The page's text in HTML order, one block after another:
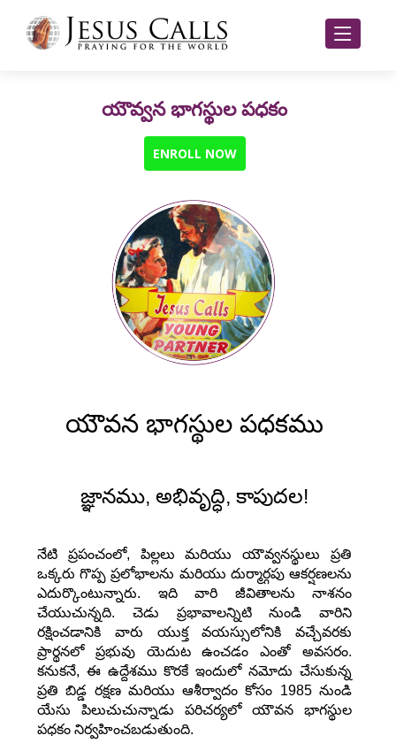
యౌవ్వన భాగస్థుల పధకం
ENROLL NOW
యౌవన భాగస్థుల పధకము
జ్ఞానము, అభివృద్ధి, కాపుదల!
నేటి ప్రపంచంలో, పిల్లలు మరియు యౌవ్వనస్థులు ప్రతి
ఒక్కరు గొప్ప ప్రలోభాలను మరియు దుర్మార్గపు ఆకర్షణలను
ఎదుర్కొంటున్నారు. ఇది వారి జీవితాలను నాశనం
చేయుచున్నది. చెడు ప్రభావాలన్నిటి నుండి వారిని
రక్షించడానికి వారు యుక్త వయస్సులోనికి వచ్చేవరకు
ప్రార్థనలో ప్రభువు యెదుట ఉంచడం ఎంతో అవసరం.
కనుకనే, ఈ ఉద్దేశము కొరకే ఇందులో నమోదు చేసుకున్న
ప్రతి బిడ్డ రక్షణ మరియు ఆశీర్వాదం కోసం 1985 నుండి
యేసు పిలుచుచున్నాడు పరిచర్యలో యౌవన భాగస్థుల
పధకం నిర్వహించబడుతుంది.